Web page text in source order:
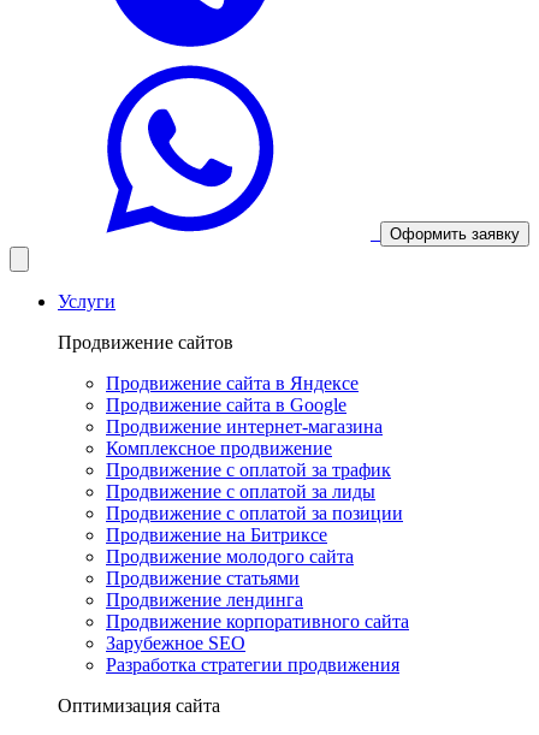
Оформить заявку
Услуги
Продвижение сайтов
Продвижение сайта в Яндексе
Продвижение сайта в Google
Продвижение интернет-магазина
Комплексное продвижение
Продвижение с оплатой за трафик
Продвижение с оплатой за лиды
Продвижение с оплатой за позиции
Продвижение на Битриксе
Продвижение молодого сайта
Продвижение статьями
Продвижение лендинга
Продвижение корпоративного сайта
Зарубежное SEO
Разработка стратегии продвижения
Оптимизация сайта